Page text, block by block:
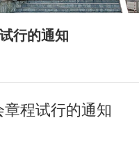
行的通知
程试行的通知